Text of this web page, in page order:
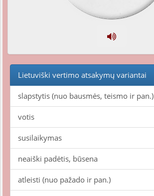
Lietuviški vertimo atsakymų variantai
slapstytis (nuo bausmės, teismo ir pan.)
votis
susilaikymas
neaiški padėtis, būsena
atleisti (nuo pažado ir pan.)